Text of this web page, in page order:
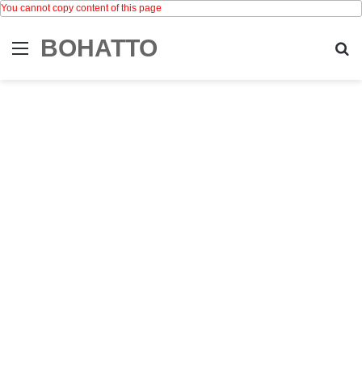
You cannot copy content of this page
Menu
BOHATTO